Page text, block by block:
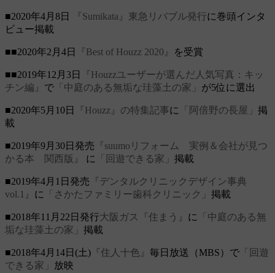
■2020年4月8日 『Sumikata』東急リバブル発行に巻頭インタ
ビュー掲載
■■2020年2月4日 『Best of Houzz 2020』 を受賞
■■2019年12月3日
『Houzzユーザーが選んだ人気写真：キッ
チン編』 で 「中庭のある無垢な珪藻土の家」 が5位に選出
■2020年5月10日 『Houzz』の特集記事に 「阿倍野の長屋」 掲
載
■2019年9月30日発売 『suumoリフォーム 実例＆会社が見つ
かる本 関西版』
に 「回遊できる家」 掲載
■2019年4月1日発売 『デンタルクリニックデザイン事典
vol.1』 に 「さかたファミリー歯科クリニック」 掲載
■2018年11月22日発行大阪ガス『住まう』 に
「中庭のある無
垢な珪藻土の家」 掲載
■2018年4月14日(土) 『住人十色』 毎日放送（MBS）で 「回遊
できる家」 放映